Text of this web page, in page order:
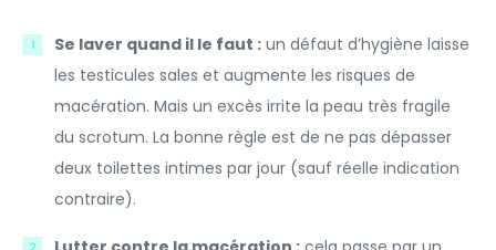
Se laver quand il le faut :un défaut d’hygiène laisse
les testicules sales et augmente les risques de
macération. Mais un excès irrite la peau très fragile
du scrotum. La bonne règle est de ne pas dépasser
deux toilettes intimes par jour (sauf réelle indication
contraire).